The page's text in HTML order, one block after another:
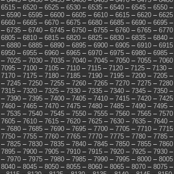
6515 – 6520 – 6525 – 6530 – 6535 – 6540 – 6545 – 6550 –
– 6590 – 6595 – 6600 – 6605 – 6610 – 6615 – 6620 – 6625
6660 – 6665 – 6670 – 6675 – 6680 – 6685 – 6690 – 6695 –
– 6735 – 6740 – 6745 – 6750 – 6755 – 6760 – 6765 – 6770
6805 – 6810 – 6815 – 6820 – 6825 – 6830 – 6835 – 6840 –
– 6880 – 6885 – 6890 – 6895 – 6900 – 6905 – 6910 – 6915
6950 – 6955 – 6960 – 6965 – 6970 – 6975 – 6980 – 6985 –
– 7025 – 7030 – 7035 – 7040 – 7045 – 7050 – 7055 – 7060
7095 – 7100 – 7105 – 7110 – 7115 – 7120 – 7125 – 7130 –
7170 – 7175 – 7180 – 7185 – 7190 – 7195 – 7200 – 7205 –
– 7245 – 7250 – 7255 – 7260 – 7265 – 7270 – 7275 – 7280
7315 – 7320 – 7325 – 7330 – 7335 – 7340 – 7345 – 7350 –
– 7390 – 7395 – 7400 – 7405 – 7410 – 7415 – 7420 – 7425
7460 – 7465 – 7470 – 7475 – 7480 – 7485 – 7490 – 7495 –
– 7535 – 7540 – 7545 – 7550 – 7555 – 7560 – 7565 – 7570
7605 – 7610 – 7615 – 7620 – 7625 – 7630 – 7635 – 7640 –
– 7680 – 7685 – 7690 – 7695 – 7700 – 7705 – 7710 – 7715
7750 – 7755 – 7760 – 7765 – 7770 – 7775 – 7780 – 7785 –
– 7825 – 7830 – 7835 – 7840 – 7845 – 7850 – 7855 – 7860
7895 – 7900 – 7905 – 7910 – 7915 – 7920 – 7925 – 7930 –
– 7970 – 7975 – 7980 – 7985 – 7990 – 7995 – 8000 – 8005
8040 – 8045 – 8050 – 8055 – 8060 – 8065 – 8070 – 8075 –